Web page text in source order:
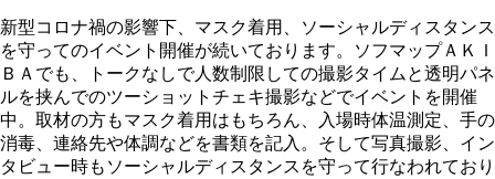
新型コロナ禍の影響下、マスク着用、ソーシャルディスタンス
を守ってのイベント開催が続いております。ソフマップＡＫＩ
ＢＡでも、トークなしで人数制限しての撮影タイムと透明パネ
ルを挟んでのツーショットチェキ撮影などでイベントを開催
中。取材の方もマスク着用はもちろん、入場時体温測定、手の
消毒、連絡先や体調などを書類を記入。そして写真撮影、イン
タビュー時もソーシャルディスタンスを守って行なわれており